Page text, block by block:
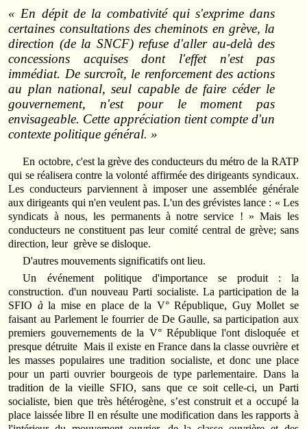
« En dépit de la combativité qui s'exprime dans
certaines consultations des cheminots en grève, la
direction (de la SNCF)refuse d'aller au‑delà des
concessions acquises dont l'effet n'est pas
immédiat. De surcroît, le renforcement des actions
au plan national, seul capable de faire céder le
gouvernement, n'est pour le moment pas
envisageable. Cette appréciation tient compte d'un
contexte politique général. »
En octobre, c'est la grève des conducteurs du métro de la RATP
qui se réalisera contre la volonté affirmée des dirigeants syndicaux.
Les conducteurs parviennent à imposer une assemblée générale
aux dirigeants qui n'en veulent pas. L'un des grévistes lance : « Les
syndicats à nous, les permanents à notre service ! » Mais les
conducteurs ne constituent pas leur comité central de grève; sans
direction, leur grève se disloque.
D'autres mouvements significatifs ont lieu.
Un événement politique d'importance se produit : la
construction. d'un nouveau Parti socialiste. La participation de la
SFIO àla mise en place de la V° République, Guy Mollet se
faisant au Parlement le fourrier de De Gaulle, sa participation aux
premiers gouvernements de la V° République l'ont dis­loquée et
presque détruite Mais il existe en France dans la classe ouvrière et
les masses populaires une tradition socialiste, et donc une place
pour un parti ouvrier bourgeois de type parlementaire. Dans la
tradition de la vieille SFIO, sans que ce soit celle‑ci, un Parti
socialiste, bien que très hétérogène, s’est construit et a occupé la
place laissée libre Il en résulte une modification dans les rapports à